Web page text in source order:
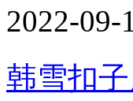
2022-
韩雪扣